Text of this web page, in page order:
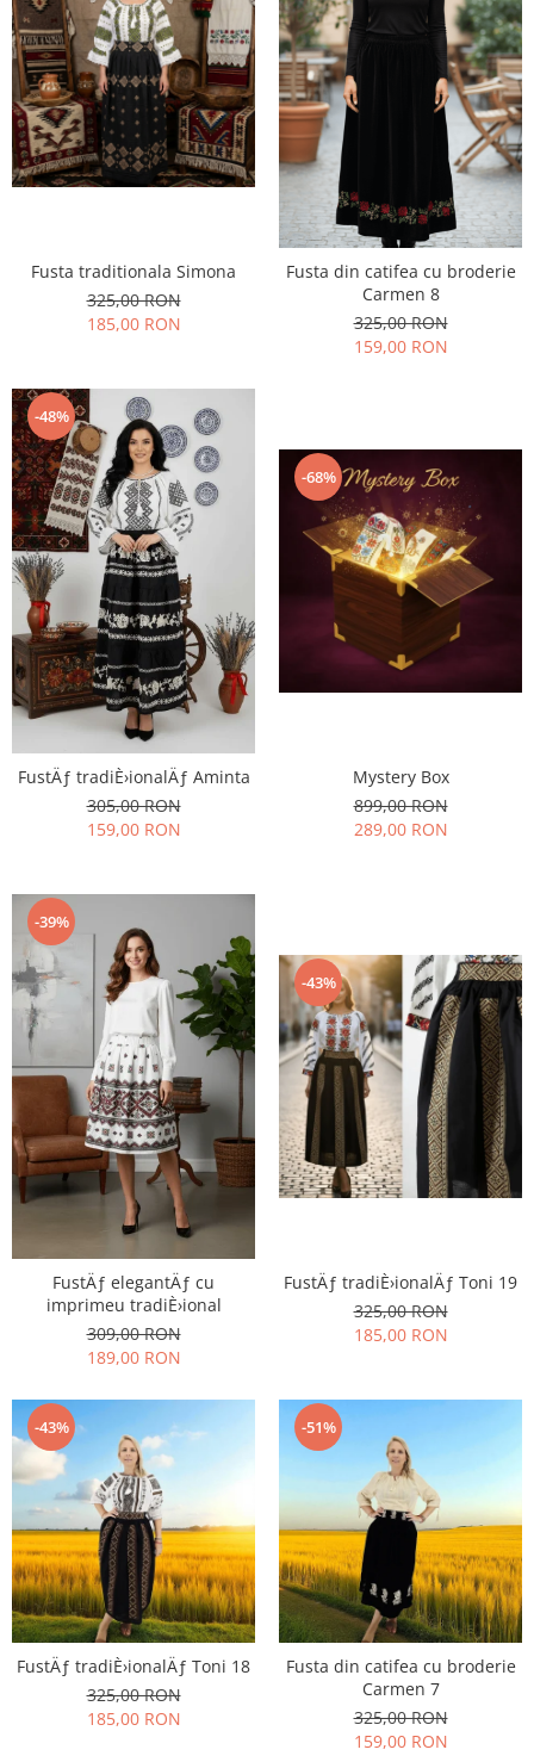
Fusta traditionala Simona
325,00 RON
185,00 RON
Fusta din catifea cu broderie
Carmen 8
325,00 RON
159,00 RON
-48%
FustÄƒ tradiÈ›ionalÄƒ Aminta
305,00 RON
159,00 RON
-68%
Mystery Box
899,00 RON
289,00 RON
-39%
FustÄƒ elegantÄƒ cu
imprimeu tradiÈ›ional
309,00 RON
189,00 RON
-43%
FustÄƒ tradiÈ›ionalÄƒ Toni 19
325,00 RON
185,00 RON
-43%
FustÄƒ tradiÈ›ionalÄƒ Toni 18
325,00 RON
185,00 RON
-51%
Fusta din catifea cu broderie
Carmen 7
325,00 RON
159,00 RON